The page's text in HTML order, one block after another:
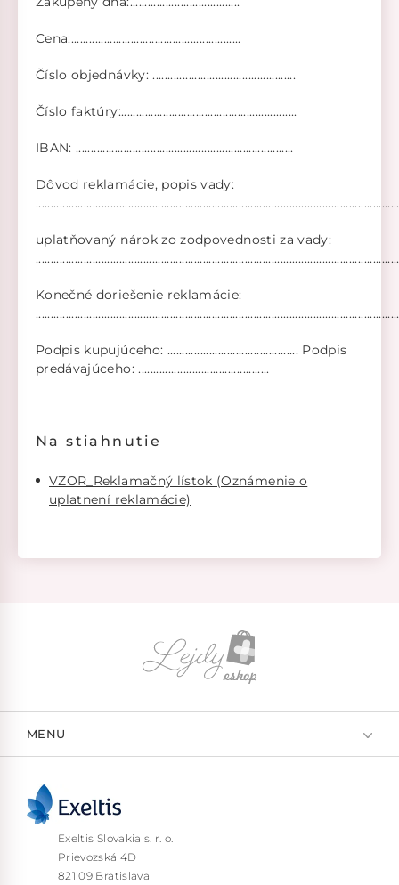
Cena:.........................................................
Číslo objednávky: ................................................
Číslo faktúry:...........................................................
IBAN: .........................................................................
Dôvod reklamácie, popis vady:
uplatňovaný nárok zo zodpovednosti za vady:
Konečné doriešenie reklamácie:
Podpis kupujúceho: ............................................ Podpis
predávajúceho: ............................................
Na stiahnutie
VZOR_Reklamačný lístok (Oznámenie o
uplatnení reklamácie)
MENU
Exeltis Slovakia s. r. o.
Prievozská 4D
821 09 Bratislava